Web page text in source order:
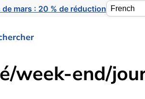
de mars : 20 % de réduction
week-end/